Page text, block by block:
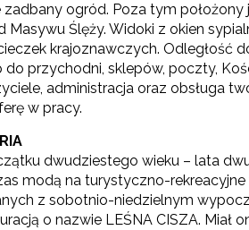
zadbany ogród. Poza tym
Masywu Ślęży. Widoki z okien
krajoznawczych. Odległość
do przychodni, sklepów, poczty,
administracja oraz obsługa
w pracy.
dwudziestego wieku – lata
modą na turystyczno-rekreacyjne
z sobotnio-niedzielnym
o nazwie LEŚNA CISZA. Miał